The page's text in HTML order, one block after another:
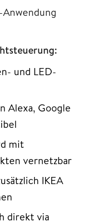
und LED-
Alexa, Google
mit
vernetzbar
IKEA
direkt via